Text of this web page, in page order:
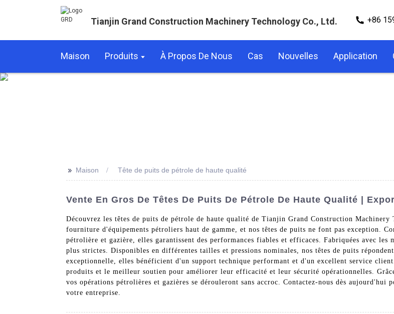
Tianjin Grand Construction Machinery Technology Co., Ltd. +86
Maison Produits À Propos De Nous Cas Nouvelles Application
>> Maison Tête de puits de pétrole de haute qualité
Vente En Gros De Têtes De Puits De Pétrole De Haute Qualité |
Découvrez les têtes de puits de pétrole de haute qualité de Tianjin Grand Construction
fourniture d'équipements pétroliers haut de gamme, et nos têtes de puits ne font pas exception.
pétrolière et gazière, elles garantissent des performances fiables et efficaces. Fabriquées avec
plus strictes. Disponibles en différentes tailles et pressions nominales, nos têtes de puits
exceptionnelle, elles bénéficient d'un support technique performant et d'un excellent service
produits et le meilleur soutien pour améliorer leur efficacité et leur sécurité opérationnelles.
vos opérations pétrolières et gazières se dérouleront sans accroc. Contactez-nous dès aujourd'hui
votre entreprise.